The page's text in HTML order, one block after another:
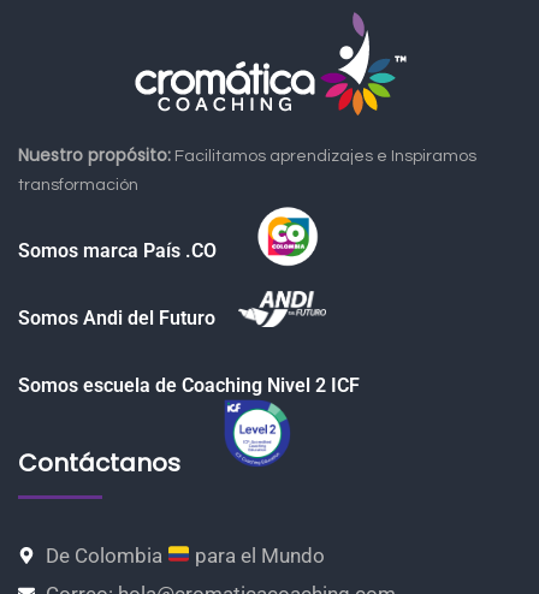
Nuestro propósito: Facilitamos aprendizajes e Inspiramos
transformación
Somos marca País .CO
Somos Andi del Futuro
Somos escuela de Coaching Nivel 2 ICF
Contáctanos
De Colombia
para el Mundo